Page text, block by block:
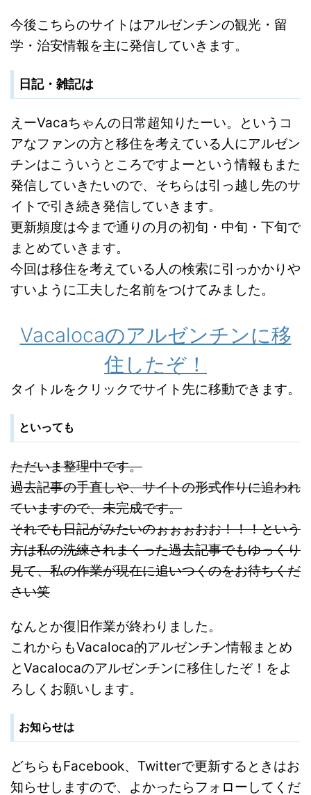
今後こちらのサイトはアルゼンチンの観光・留
学・治安情報を主に発信していきます。
日記・雑記は
えーVacaちゃんの日常超知りたーい。というコ
アなファンの方と移住を考えている人にアルゼン
チンはこういうところですよーという情報もまた
発信していきたいので、そちらは引っ越し先のサ
イトで引き続き発信していきます。
更新頻度は今まで通りの月の初旬・中旬・下旬で
まとめていきます。
今回は移住を考えている人の検索に引っかかりや
すいように工夫した名前をつけてみました。
Vacalocaのアルゼンチンに移
住したぞ！
タイトルをクリックでサイト先に移動できます。
といっても
ただいま整理中です。
過去記事の手直しや、サイトの形式作りに追われ
ていますので、未完成です。
それでも日記がみたいのぉぉぉおお！！！という
方は私の洗練されまくった過去記事でもゆっくり
見て、私の作業が現在に追いつくのをお待ちくだ
さい笑
なんとか復旧作業が終わりました。
これからもVacaloca的アルゼンチン情報まとめ
とVacalocaのアルゼンチンに移住したぞ！をよ
ろしくお願いします。
お知らせは
どちらもFacebook、Twitterで更新するときはお
知らせしますので、よかったらフォローしてくだ